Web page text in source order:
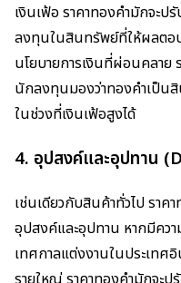
เงินเฟ้อ ราคาทองคำมักจะป
ลงทุนในสินทรัพย์ที่ให้ผลตอ
นโยบายการเงินที่ผ่อนคลาย
นักลงทุนมองว่าทองคำเป็น
ในช่วงที่เงินเฟ้อสูงได้
4. อุปสงค์และอุปทาน
เช่นเดียวกับสินค้าทั่วไป ราค
อุปสงค์และอุปทาน หากมีคว
เทศกาลแต่งงานในประเทศ